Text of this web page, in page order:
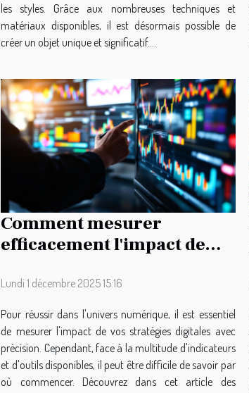
les styles. Grâce aux nombreuses techniques et
matériaux disponibles, il est désormais possible de
créer un objet unique et significatif....
Comment mesurer
efficacement l'impact de
Lundi 1 décembre 2025 15:16
Pour réussir dans l'univers numérique, il est essentiel
de mesurer l'impact de vos stratégies digitales avec
précision. Cependant, face à la multitude d'indicateurs
et d'outils disponibles, il peut être difficile de savoir par
où commencer. Découvrez dans cet article des